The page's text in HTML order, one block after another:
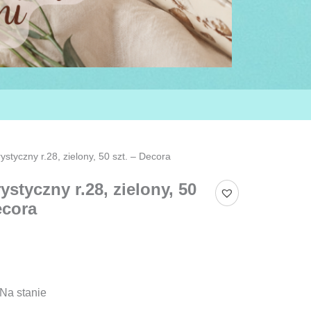
r.28, zielony, 50 szt. – Decora
r.28, zielony, 50
Na stanie